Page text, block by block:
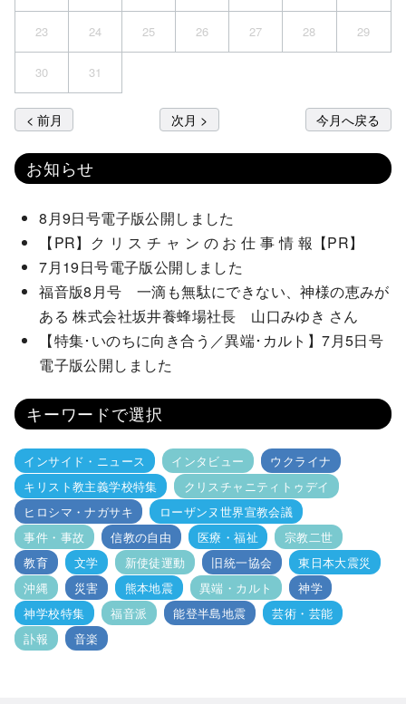
23 24 25 26 27 28 29
30 31
< 前月 次月 > 今月へ戻る
お知らせ
8月9日号電子版公開しました
【PR】ク リ ス チ ャ ン の お 仕 事 情 報【PR】
7月19日号電子版公開しました
福音版8月号 一滴も無駄にできない、神様の恵みが
ある 株式会社坂井養蜂場社長 山口みゆき さん
【特集･いのちに向き合う／異端･カルト】7月5日号
電子版公開しました
キーワードで選択
インサイド・ニュース インタビュー
ウクライナ
キリスト教主義学校特集
クリスチャニティトゥデイ
ヒロシマ・ナガサキ
ローザンヌ世界宣教会議
事件・事故
信教の自由 医療・福祉
宗教二世
教育
文学 新使徒運動 旧統一協会
東日本大震災
沖縄
災害 熊本地震 異端・カルト
神学
神学校特集
福音派 能登半島地震
芸術・芸能
訃報
音楽